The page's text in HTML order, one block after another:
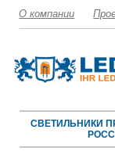
О компании
СВЕТИЛЬНИКИ